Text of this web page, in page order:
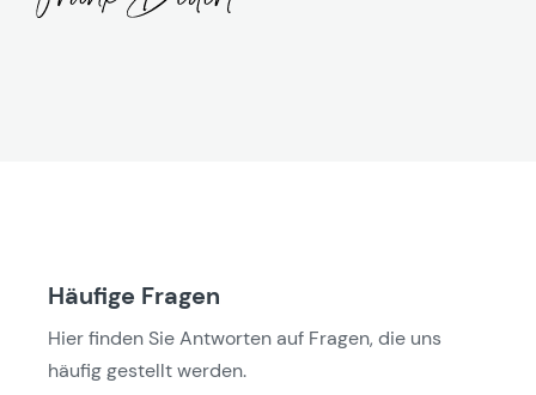
Häufige Fragen
Hier finden Sie Antworten auf Fragen, die uns
häufig gestellt werden.